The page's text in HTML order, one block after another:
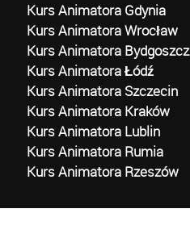
Kurs Animatora Gdynia
Kurs Animatora Wrocław
Kurs Animatora Bydgoszcz
Kurs Animatora Łódź
Kurs Animatora Szczecin
Kurs Animatora Kraków
Kurs Animatora Lublin
Kurs Animatora Rumia
Kurs Animatora Rzeszów